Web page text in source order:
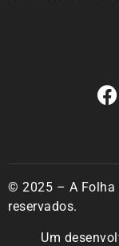
© 2025 – A Folha
reservados.
Um